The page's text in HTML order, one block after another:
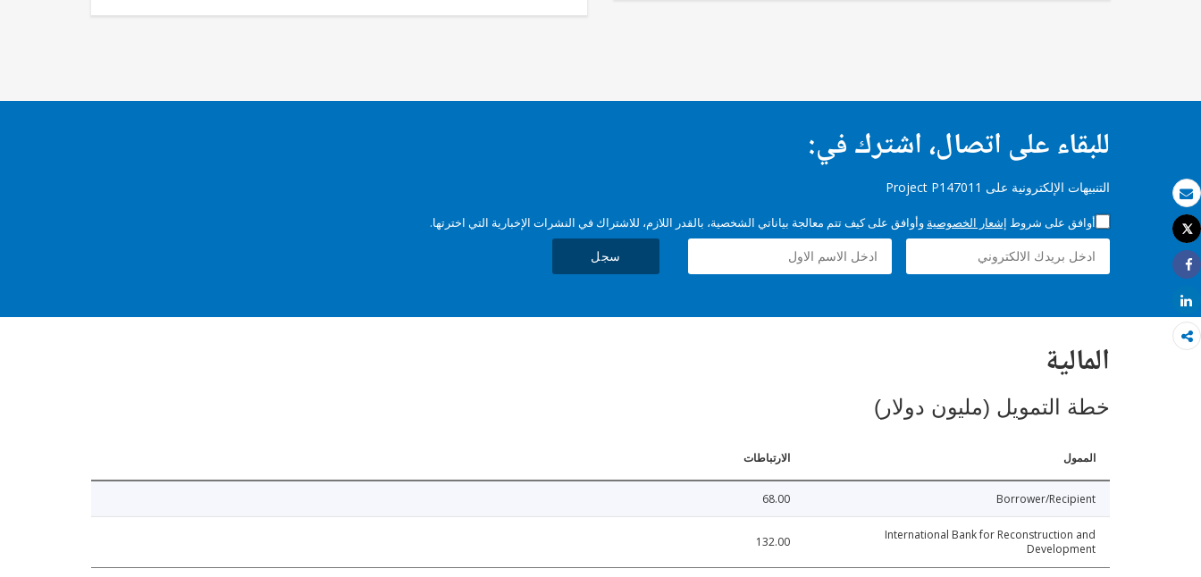
بريد الكتروني
طباعة
Tweet
Share
Share
للبقاء على اتصال، اشترك في:
التنبيهات الإلكترونية على Project P147011
أوافق على شروط إشعار الخصوصية وأوافق على كيف تتم معالجة بياناتي الشخصية، بالقدر اللازم، للاشتراك في النشرات الإخبارية التي اخترتها.
سجل
المالية
خطة التمويل (مليون دولار)
الممول الارتباطات
Borrower/Recipient
68.00
International Bank for Reconstruction and
Development
132.00